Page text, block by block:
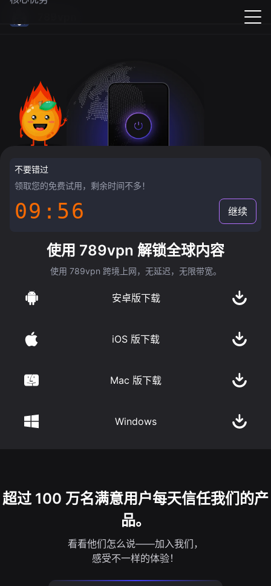
不要错过
领取您的免费试用，剩余时间不多！
09:55 继续
使用 789vpn 解锁全球内容
使用 789vpn 跨境上网，无延迟，无限带宽。
安卓版下载
iOS 版下载
Mac 版下载
Windows
超过 100 万名满意用户每天信任我们的产
品。
看看他们怎么说——加入我们，
感受不一样的体验！